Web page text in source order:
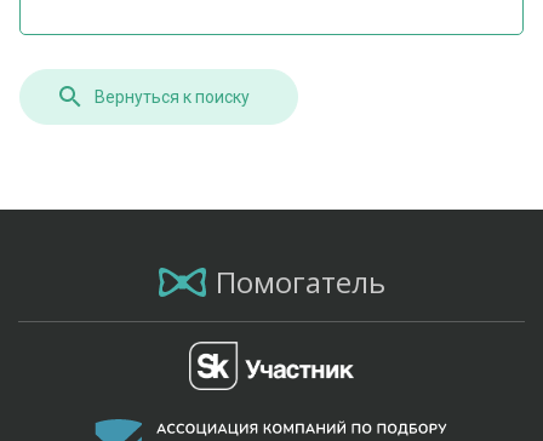
Вернуться к поиску
Помогатель